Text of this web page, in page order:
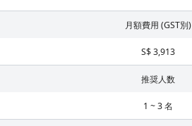
月額費用 (GST別)
S$ 3,913
推奨人数
1 ~ 3 名